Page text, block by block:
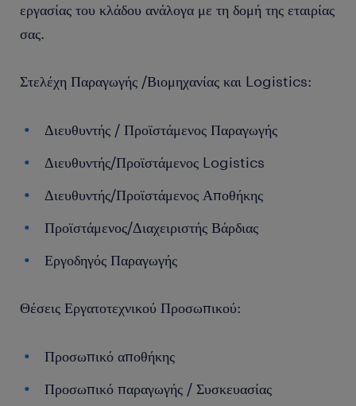
εργασίας του κλάδου ανάλογα με τη δομή της εταιρίας
σας.
Στελέχη Παραγωγής /Βιομηχανίας και Logistics:
Διευθυντής / Προϊστάμενος Παραγωγής
Διευθυντής/Προϊστάμενος Logistics
Διευθυντής/Προϊστάμενος Αποθήκης
Προϊστάμενος/Διαχειριστής Βάρδιας
Εργοδηγός Παραγωγής
Θέσεις Εργατοτεχνικού Προσωπικού:
Προσωπικό αποθήκης
Προσωπικό παραγωγής / Συσκευασίας